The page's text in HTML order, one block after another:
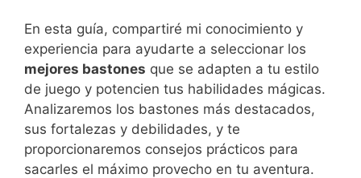
En esta guía, compartiré mi conocimiento y
experiencia para ayudarte a seleccionar los
mejores bastones que se adapten a tu estilo
de juego y potencien tus habilidades mágicas.
Analizaremos los bastones más destacados,
sus fortalezas y debilidades, y te
proporcionaremos consejos prácticos para
sacarles el máximo provecho en tu aventura.